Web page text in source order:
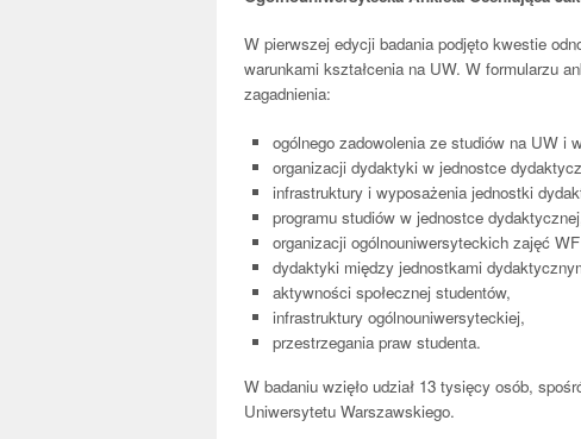
W pierwszej edycji badania podjęto kwestie
warunkami kształcenia na UW. W formularzu
zagadnienia:
ogólnego zadowolenia ze studiów na UW i
organizacji dydaktyki w jednostce
infrastruktury i wyposażenia jednostki
programu studiów w jednostce
organizacji ogólnouniwersyteckich zajęć
dydaktyki między jednostkami
aktywności społecznej studentów,
infrastruktury ogólnouniwersyteckiej,
przestrzegania praw studenta.
W badaniu wzięło udział 13 tysięcy osób,
Uniwersytetu Warszawskiego.